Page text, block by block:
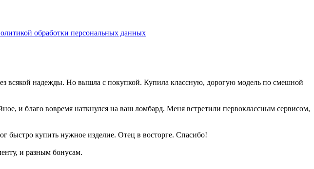
обработки персональных данных
всякой надежды. Но вышла с покупкой. Купила классную, дорогую модель по смешной
и благо вовремя наткнулся на ваш ломбард. Меня встретили первоклассным сервисом,
быстро купить нужное изделие. Отец в восторге. Спасибо!
и разным бонусам.